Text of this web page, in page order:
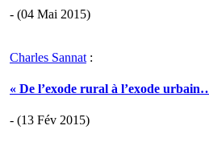
- (04 Mai 2015)
Charles Sannat :
« De l’exode rural à l’exode
- (13 Fév 2015)